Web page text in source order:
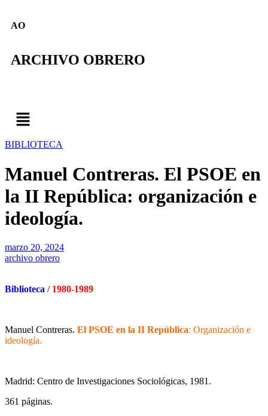
AO
ARCHIVO OBRERO
BIBLIOTECA
Manuel Contreras. El PSOE en
la II República: organización e
ideología.
marzo 20, 2024
archivo obrero
Biblioteca / 1980-1989
Manuel Contreras. El PSOE en la II República: Organización e
ideología.
Madrid: Centro de Investigaciones Sociológicas, 1981.
361 páginas.